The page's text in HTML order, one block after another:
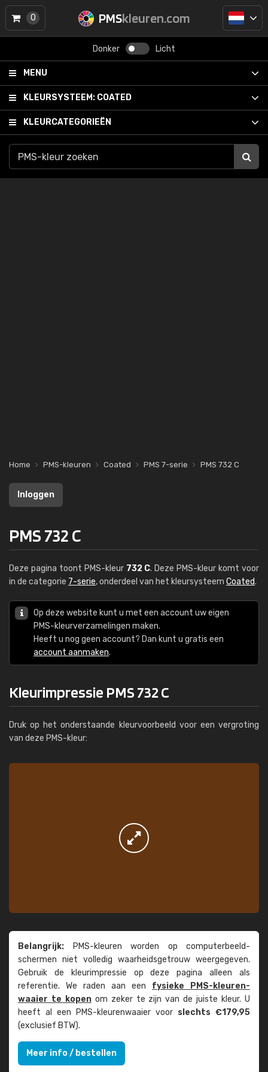
PMSkleuren.com
Donker Licht
MENU
KLEURSYSTEEM: COATED
KLEURCATEGORIEËN
0
Home PMS-kleuren Coated PMS 7-serie PMS 732 C
Inloggen
PMS 732 C
Deze pagina toont PMS-kleur 732 C. Deze PMS-kleur komt voor
in de categorie 7-serie, onderdeel van het kleursysteem Coated.
Op deze website kunt u met een account uw eigen
PMS-kleurverzamelingen maken.
Heeft u nog geen account? Dan kunt u gratis een
account aanmaken.
Kleurimpressie PMS 732 C
Druk op het onderstaande kleurvoorbeeld voor een vergroting
van deze PMS-kleur:
Belangrijk: PMS-kleuren worden op computer­beeld­
schermen niet volledig waarheids­­getrouw weer­gegeven.
Gebruik de kleur­impressie op deze pagina alleen als
referentie. We raden aan een fysieke PMS-kleuren­
waaier te kopenom zeker te zijn van de juiste kleur. U
heeft al een PMS-kleuren­waaier voor slechts €179,95
(exclusief BTW).
Meer info / bestellen